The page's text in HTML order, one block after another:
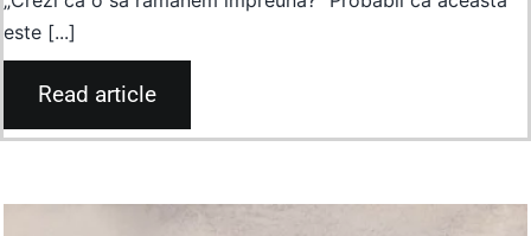
este [...]
Read article